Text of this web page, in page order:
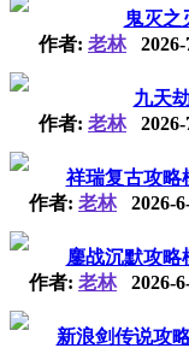
鬼灭
作者: 老林2026-
九天
作者: 老林2026-
祥瑞复古攻
作者: 老林2026-
鏖战沉默攻
作者: 老林2026-
新浪剑传说攻